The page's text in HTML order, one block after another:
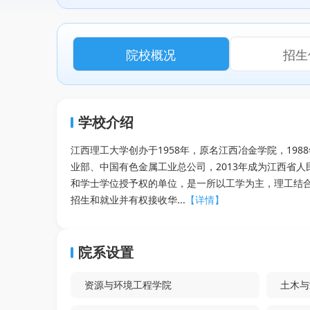
院校概况 招
学校介绍
江西理工大学创办于1958年，原名江西冶金学院，
业部、中国有色金属工业总公司，2013年成为江西省
和学士学位授予权的单位，是一所以工学为主，理工
招生和就业并有权接收华... 【详情】
院系设置
资源与环境工程学院 土木